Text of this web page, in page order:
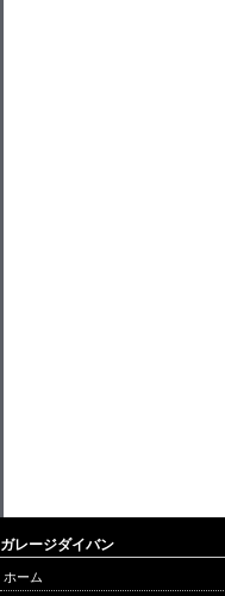
ガレージダイバン
ホーム